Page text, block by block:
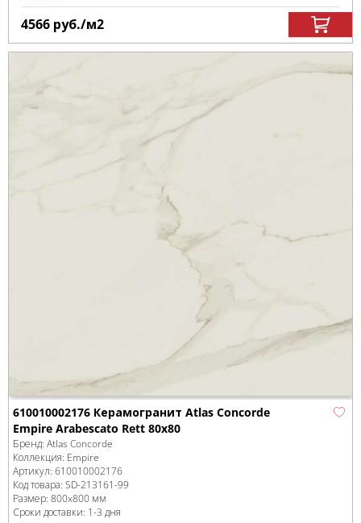
4566 руб./м2
610010002176 Керамогранит Atlas Concorde
Empire Arabescato Rett 80x80
Бренд: Atlas Concorde
Коллекция: Empire
Артикул: 610010002176
Код товара: SD-213161-99
Размер: 800x800 мм
Сроки доставки: 1-3 дня